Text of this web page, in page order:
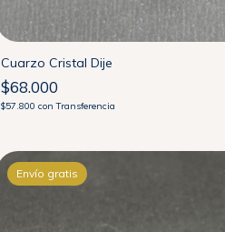
Cuarzo Cristal Dije
$68.000
$57.800con Transferencia
Envío gratis